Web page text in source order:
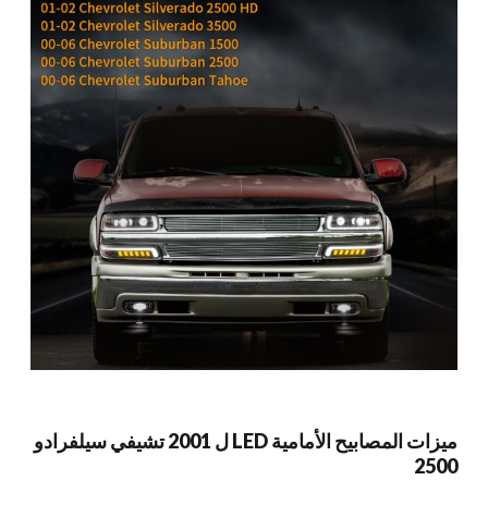
ميزات المصابيح الأمامية LED ل 2001 تشيفي سيلفرادو
2500